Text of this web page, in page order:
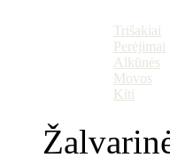
Trišakiai
Perėjimai
Alkūnės
Movos
Kiti